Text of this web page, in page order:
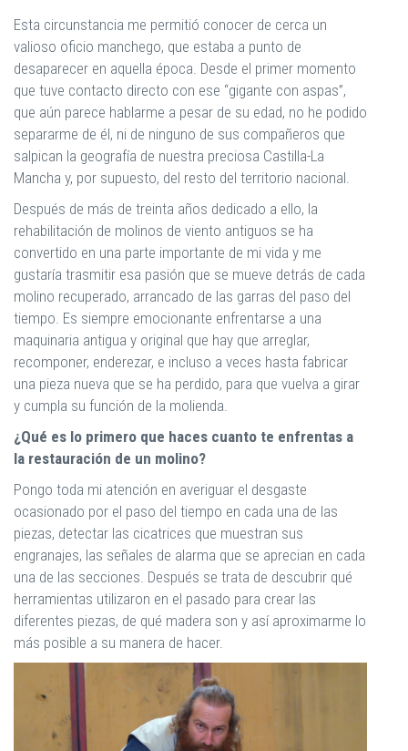
Esta circunstancia me permitió conocer de cerca un
valioso oficio manchego, que estaba a punto de
desaparecer en aquella época. Desde el primer momento
que tuve contacto directo con ese “gigante con aspas”,
que aún parece hablarme a pesar de su edad, no he podido
separarme de él, ni de ninguno de sus compañeros que
salpican la geografía de nuestra preciosa Castilla-La
Mancha y, por supuesto, del resto del territorio nacional.
Después de más de treinta años dedicado a ello, la
rehabilitación de molinos de viento antiguos se ha
convertido en una parte importante de mi vida y me
gustaría trasmitir esa pasión que se mueve detrás de cada
molino recuperado, arrancado de las garras del paso del
tiempo. Es siempre emocionante enfrentarse a una
maquinaria antigua y original que hay que arreglar,
recomponer, enderezar, e incluso a veces hasta fabricar
una pieza nueva que se ha perdido, para que vuelva a girar
y cumpla su función de la molienda.
¿Qué es lo primero que haces cuanto te enfrentas a
la restauración de un molino?
Pongo toda mi atención en averiguar el desgaste
ocasionado por el paso del tiempo en cada una de las
piezas, detectar las cicatrices que muestran sus
engranajes, las señales de alarma que se aprecian en cada
una de las secciones. Después se trata de descubrir qué
herramientas utilizaron en el pasado para crear las
diferentes piezas, de qué madera son y así aproximarme lo
más posible a su manera de hacer.